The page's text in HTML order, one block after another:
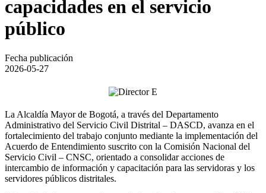
capacidades en el servicio
público
Fecha publicación
2026-05-27
La Alcaldía Mayor de Bogotá, a través del Departamento
Administrativo del Servicio Civil Distrital – DASCD, avanza en el
fortalecimiento del trabajo conjunto mediante la implementación del
Acuerdo de Entendimiento suscrito con la Comisión Nacional del
Servicio Civil – CNSC, orientado a consolidar acciones de
intercambio de información y capacitación para las servidoras y los
servidores públicos distritales.